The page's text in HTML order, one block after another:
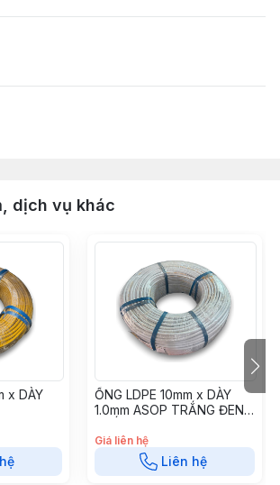
dịch vụ khác
x DÀY
ỐNG LDPE 10mm x DÀY
1.0mm ASOP TRẮNG ĐEN
OLDPE1010TAS
Giá liên hệ
Liên hệ